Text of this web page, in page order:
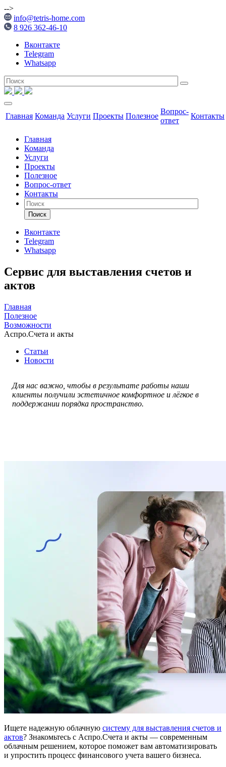
-->
info@tetris-home.com
8 926 362-46-10
Вконтакте
Telegram
Whatsapp
Главная Команда Услуги Проекты Полезное
Вопрос-
ответ
Контакты
Главная
Команда
Услуги
Проекты
Полезное
Вопрос-ответ
Контакты
Поиск
Вконтакте
Telegram
Whatsapp
Сервис для выставления счетов и
актов
Главная
Полезное
Возможности
Аспро.Счета и акты
Статьи
Новости
Для нас важно, чтобы в результате работы наши
клиенты получили эстетичное комфортное и лёгкое в
поддержании порядка пространство.
Ищете надежную облачную систему для выставления счетов и
актов? Знакомьтесь с Аспро.Счета и акты — современным
облачным решением, которое поможет вам автоматизировать
и упростить процесс финансового учета вашего бизнеса.